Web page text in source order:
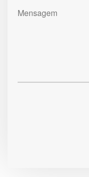
Mensagem